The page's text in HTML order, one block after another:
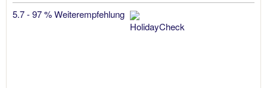
5.7 - 97 % Weiterempfehlung